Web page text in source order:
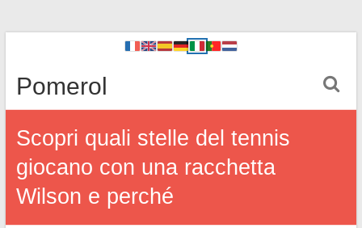
Pomerol
Scopri quali stelle del tennis
giocano con una racchetta
Wilson e perché